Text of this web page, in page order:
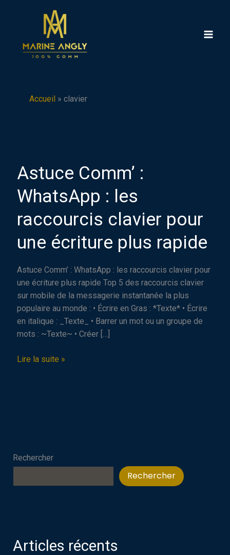
Rechercher
Rechercher
Articles récents
Accueil » clavier
Astuce Comm’ :
WhatsApp : les
raccourcis clavier pour
une écriture plus rapide
Astuce Comm’ : WhatsApp : les raccourcis clavier pour
une écriture plus rapide Top 5️ des raccourcis clavier
sur mobile de la messagerie instantanée la plus
populaire au monde : • Écrire en Gras : *Texte* • Écrire
en italique : _Texte_ • Barrer un mot ou un groupe de
mots : ~Texte~ • Créer […]
Astuce
pour
écriture
Lire la suite »